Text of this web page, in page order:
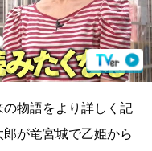
物語をより詳しく記
が竜宮城で乙姫から